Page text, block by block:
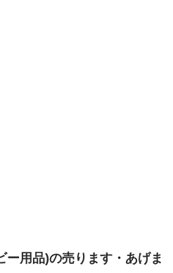
ー用品)の売ります・あげま